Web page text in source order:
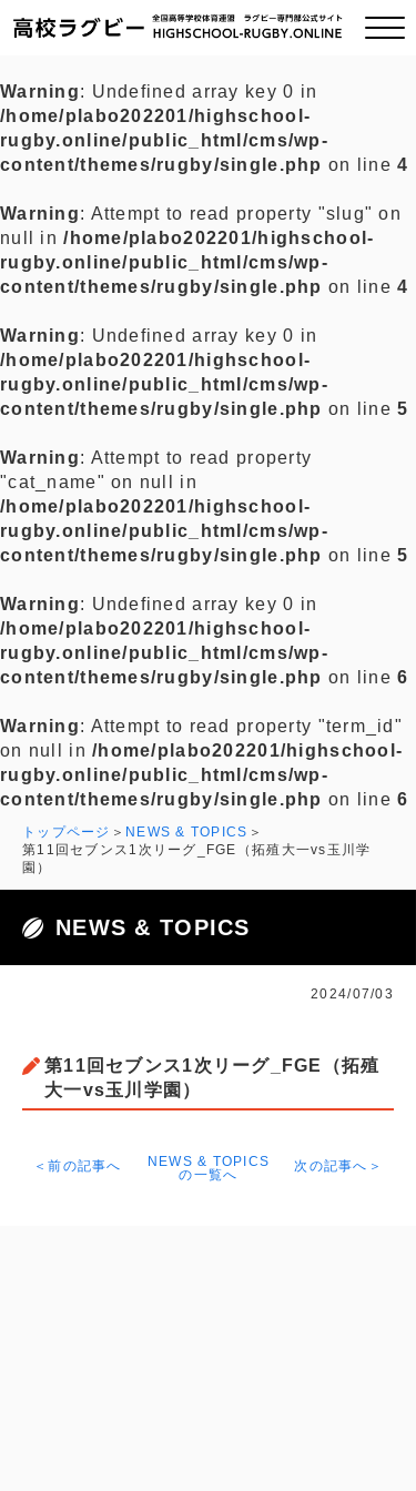
ご挨拶
全国チーム紹介
プライバシーポリシー
お問い合わせ
Warning: Undefined array key 0 in
/home/plabo202201/highschool-
rugby.online/public_html/cms/wp-
content/themes/rugby/single.php on line4
Warning: Attempt to read property "slug" on
null in/home/plabo202201/highschool-
rugby.online/public_html/cms/wp-
content/themes/rugby/single.php on line4
Warning: Undefined array key 0 in
/home/plabo202201/highschool-
rugby.online/public_html/cms/wp-
content/themes/rugby/single.php on line5
Warning: Attempt to read property
"cat_name" on null in
/home/plabo202201/highschool-
rugby.online/public_html/cms/wp-
content/themes/rugby/single.php on line5
Warning: Undefined array key 0 in
/home/plabo202201/highschool-
rugby.online/public_html/cms/wp-
content/themes/rugby/single.php on line6
Warning: Attempt to read property "term_id"
on null in/home/plabo202201/highschool-
rugby.online/public_html/cms/wp-
content/themes/rugby/single.php on line6
トップページ
NEWS & TOPICS
第11回セブンス1次リーグ_FGE（拓殖大一vs玉川学
園）
NEWS & TOPICS
2024/07/03
第11回セブンス1次リーグ_FGE（拓殖
大一vs玉川学園）
＜前の記事へ
NEWS & TOPICS
の一覧へ
次の記事へ＞